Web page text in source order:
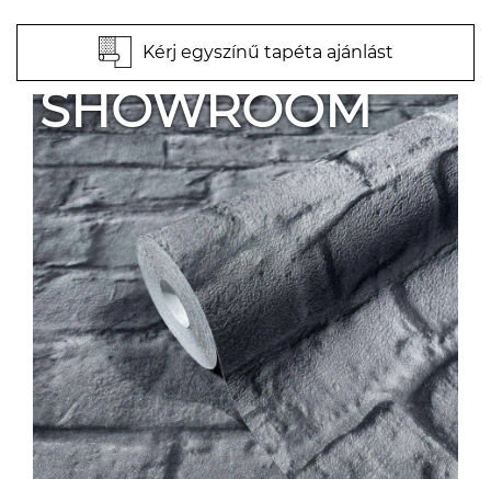
Kérj egyszínű tapéta ajánlást
SHOWROOM